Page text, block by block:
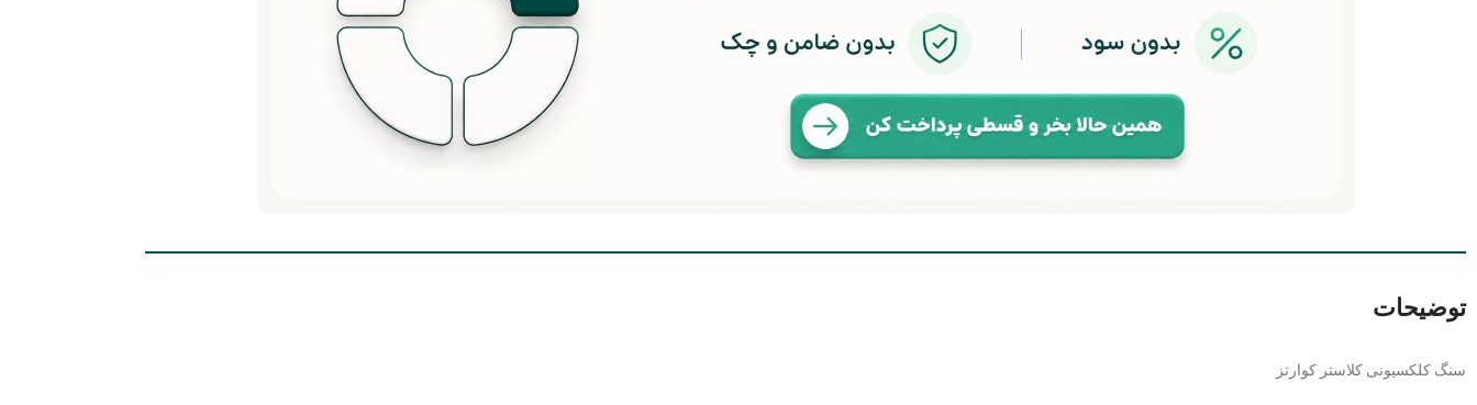
توضیحات
سنگ کلکسیونی کلاستر کوارتز